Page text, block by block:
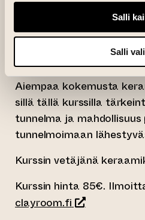
Salli
Salli
engobevärejä, joilla
värillisiä koristeluita.
lasitetaan valintasi
valkoisella lasitteella
Työt ovat noudettavissa
Aiempaa kokemusta
sillä tällä kurssilla
tunnelma ja
tunnelmoimaan
Kurssin vetäjänä
Kurssin hinta 85€.
clayroom.fi(siirtyy toiseen